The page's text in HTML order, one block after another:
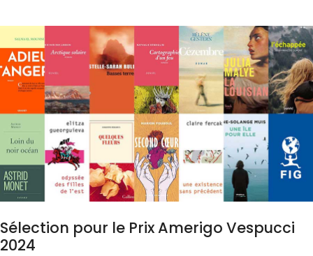
Sélection pour le Prix Amerigo Vespucci
2024